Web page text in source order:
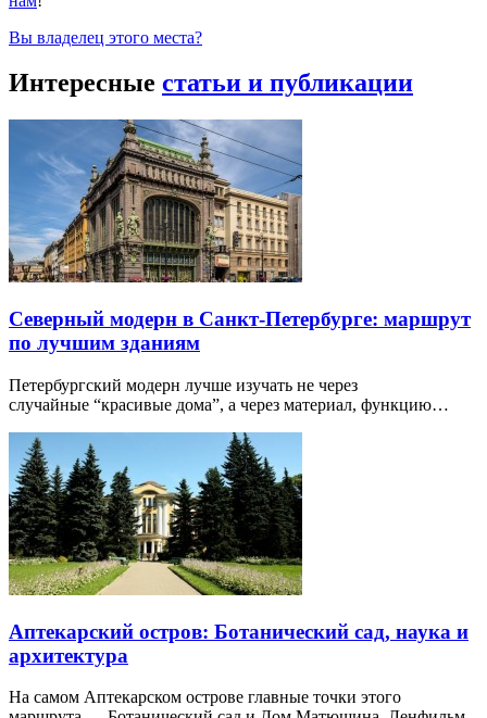
детей и родителей на семейную музыкальную сказку
«Золушка». Если попросить назвать самую вол…
от 150₽ 209 1
На нашем сайте вы узнаете всё необходимое про учебный
театр на Моховой. Куда-СПБ — это интерактивная афиша
самых интересных событий Санкт-Петербурга.
Петербурге .
Если вы знаете о событии, которого нет на сайте,
Вы владелец этого места?
Интересные статьи и публикации
по лучшим зданиям